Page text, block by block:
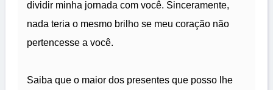
dividir minha jornada com você. Sinceramente,
nada teria o mesmo brilho se meu coração não
pertencesse a você.
Saiba que o maior dos presentes que posso lhe